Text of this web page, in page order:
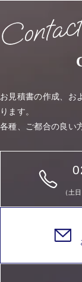
お見積書の作成、お
ります。
各種、ご都合の良い
（土